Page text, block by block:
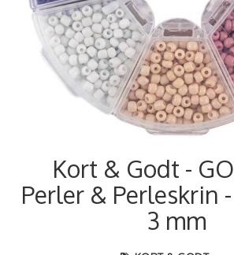
Kort & Godt -
Perler & Perleskrin
3 mm